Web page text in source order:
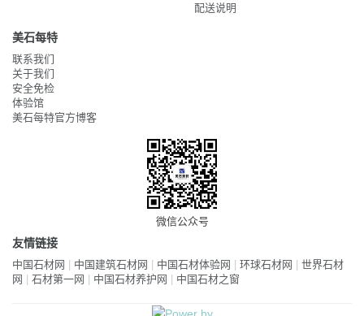
配送说明
美石每特
联系我们
关于我们
安全免检
体验馆
美石每特官方博客
微信公众号
友情链接
中国石材网 中国建筑石材网 中国石材体验网 环球石材网
世界石材
网
石材第一网 中国石材养护网 中国石材之窗